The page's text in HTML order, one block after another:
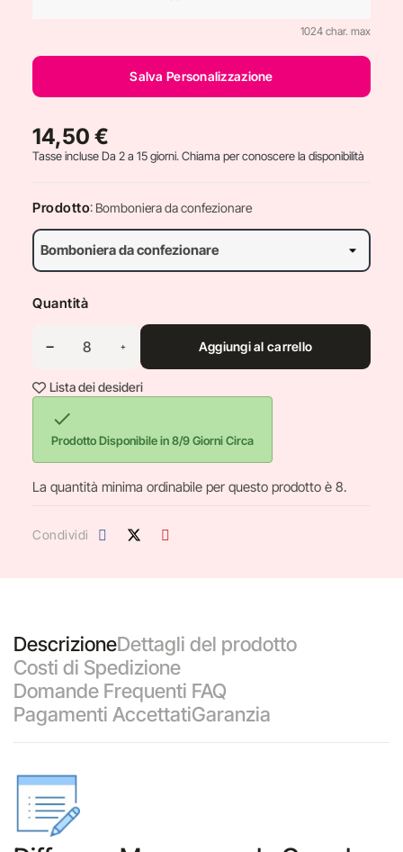
1024 char. max
Salva Personalizzazione
14,50 €
Tasse incluseDa 2 a 15 giorni. Chiama per conoscere la disponibilità
Prodotto: Bomboniera da confezionare
Quantità
Aggiungi al carrello
Lista dei desideri

Prodotto Disponibile in 8/9 Giorni Circa
La quantità minima ordinabile per questo prodotto è 8.
Condividi
DescrizioneDettagli del prodotto
Costi di Spedizione
Domande Frequenti FAQ
Pagamenti AccettatiGaranzia